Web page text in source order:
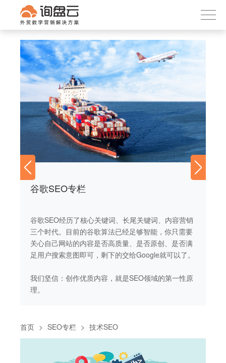
首页
产品服务
客户案例
内容社区
关于我们
谷歌SEO专栏
谷歌SEO经历了核心关键词、长尾关键词、内容营销
三个时代。目前的谷歌算法已经足够智能，你只需要
关心自己网站的内容是否高质量、是否原创、是否满
足用户搜索意图即可，剩下的交给Google就可以了。
我们坚信：创作优质内容，就是SEO领域的第一性原
理。
首页 > SEO专栏 > 技术SEO
下载APP